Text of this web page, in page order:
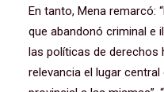
En tanto, Mena remarcó:
que abandonó criminal e
las políticas de derechos
relevancia el lugar